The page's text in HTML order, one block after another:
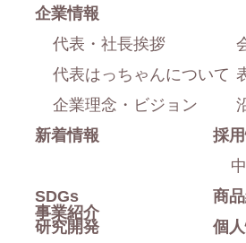
ー
企業情報
代表・社長挨拶
代表はっちゃんについて
企業理念・ビジョン
採
事業紹介
商
研究開発
新着情報
個
SDGs